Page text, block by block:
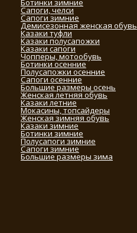
Ботинки зимние
Сапоги, челси
Сапоги зимние
Демисезонная женская обувь
Казаки туфли
Казаки полусапожки
Казаки сапоги
Чопперы, мотообувь
Ботинки осенние
Полусапожки осенние
Сапоги осенние
Большие размеры осень
Женская летняя обувь
Казаки летние
Мокасины, топсайдеры
Женская зимняя обувь
Казаки зимние
Ботинки зимние
Полусапоги зимние
Сапоги зимние
Большие размеры зима